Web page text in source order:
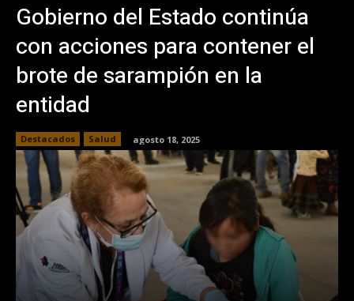
Gobierno del Estado continúa
con acciones para contener el
brote de sarampión en la
entidad
Destacados Salud agosto 18, 2025